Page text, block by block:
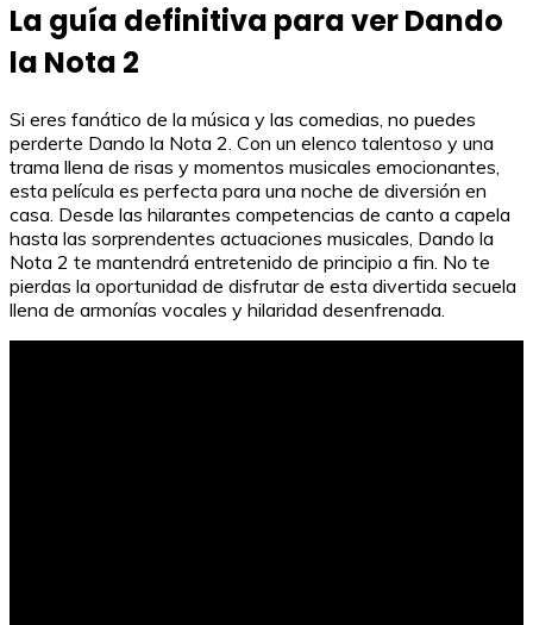
La guía definitiva para ver Dando
la Nota 2
Si eres fanático de la música y las comedias, no puedes
perderte Dando la Nota 2. Con un elenco talentoso y una
trama llena de risas y momentos musicales emocionantes,
esta película es perfecta para una noche de diversión en
casa. Desde las hilarantes competencias de canto a capela
hasta las sorprendentes actuaciones musicales, Dando la
Nota 2 te mantendrá entretenido de principio a fin. No te
pierdas la oportunidad de disfrutar de esta divertida secuela
llena de armonías vocales y hilaridad desenfrenada.